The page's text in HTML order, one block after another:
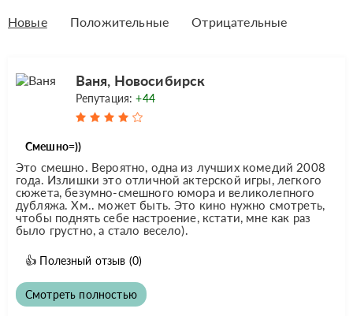
Новые Положительные Отрицательные
Ваня, Новосибирск
Репутация:+44
Смешно=))
Это смешно. Вероятно, одна из лучших комедий 2008
года. Излишки это отличной актерской игры, легкого
сюжета, безумно-смешного юмора и великолепного
дубляжа. Хм.. может быть. Это кино нужно смотреть,
чтобы поднять себе настроение, кстати, мне как раз
было грустно, а стало весело).
👍 Полезный отзыв (0)
Смотреть полностью